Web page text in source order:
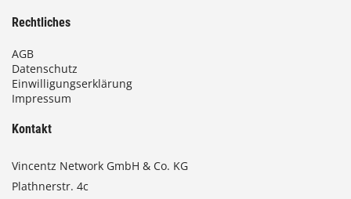
Rechtliches
AGB
Datenschutz
Einwilligungserklärung
Impressum
Kontakt
Vincentz Network GmbH & Co. KG
Plathnerstr. 4c